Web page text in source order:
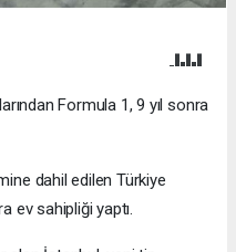
Formula 1, 9 yıl sonra
dahil edilen Türkiye
ev sahipliği yaptı.